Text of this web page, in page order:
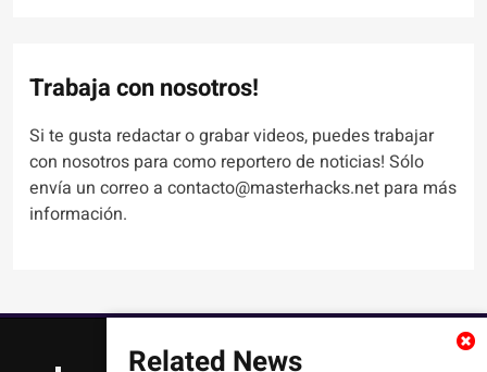
Related News
Trabaja con nosotros!
Si te gusta redactar o grabar videos, puedes trabajar
con nosotros para como reportero de noticias! Sólo
envía un correo a contacto@masterhacks.net para más
información.